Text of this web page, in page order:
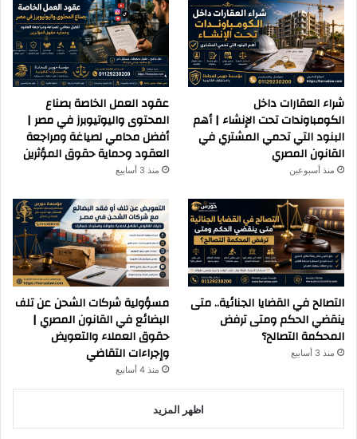
شراء العقارات داخل
الكومباوندات تحت الإنشاء | أهم
البنود التي تحمي المشتري في
القانون المصري
منذ أسبوعين
عقود العمل الخاصة بصناع
المحتوى واليوتيوبرز في مصر |
أفضل محامي لصياغة ومراجعة
العقود وحماية حقوق المؤثرين
منذ 3 أسابيع
التصالح في القضايا الجنائية.. متى
ينقضي الحكم ومتى ترفض
المحكمة التصالح؟
منذ 3 أسابيع
مسؤولية شركات الشحن عن تلف
البضائع في القانون المصري |
حقوق العملاء والتعويض
وإجراءات التقاضي
منذ 4 أسابيع
اظهر المزيد